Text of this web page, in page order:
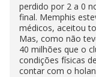
perdido por 2 a 0
final. Memphis
médicos, aceitou
Mas, como não
40 milhões que o
condições físicas
contar com o